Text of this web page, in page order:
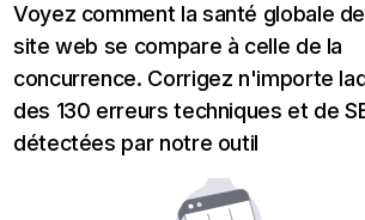
Voyez comment la santé globale
site web se compare à celle de la
concurrence. Corrigez n'importe
des 130 erreurs techniques et de
détectées par notre outil